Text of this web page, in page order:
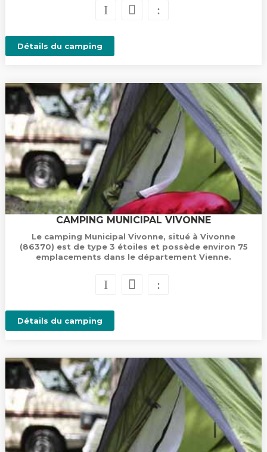
Détails du camping
CAMPING MUNICIPAL VIVONNE
Le camping Municipal Vivonne, situé à Vivonne
(86370) est de type 3 étoiles et possède environ 75
emplacements dans le département Vienne.
Détails du camping